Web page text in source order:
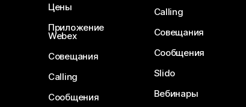
Цены
Приложение
Webex
Совещания
Calling
Сообщения
Calling
Совещания
Сообщения
Slido
Вебинары